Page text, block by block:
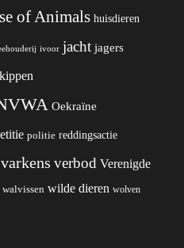
of Animals huisdieren
ivoor jacht jagers
kippen
Oekraïne
politie reddingsactie
varkens verbod Verenigde
walvissen wilde dieren wolven